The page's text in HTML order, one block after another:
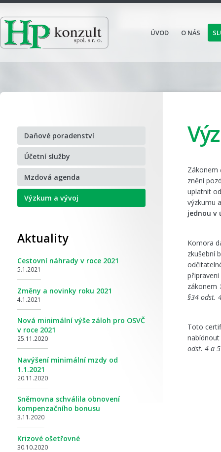
ÚVOD O NÁS
Zákonem
znění
uplatnit
výzkumu
jednou v
Komora
zkušební
zákonem
§34 odst.
Toto
odst. 4 a 5
Daňové poradenství
Účetní služby
Mzdová agenda
Výzkum a vývoj
Aktuality
Cestovní náhrady v roce 2021
5.1.2021
Změny a novinky roku 2021
4.1.2021
Nová minimální výše záloh pro OSVČ
v roce 2021
25.11.2020
Navýšení minimální mzdy od
1.1.2021
20.11.2020
Sněmovna schválila obnovení
kompenzačního bonusu
3.11.2020
Krizové ošetřovné
30.10.2020